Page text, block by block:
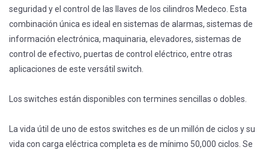
seguridad y el control de las llaves de los cilindros Medeco. Esta
combinación única es ideal en sistemas de alarmas, sistemas de
información electrónica, maquinaria, elevadores, sistemas de
control de efectivo, puertas de control eléctrico, entre otras
aplicaciones de este versátil switch.
Los switches están disponibles con termines sencillas o dobles.
La vida útil de uno de estos switches es de un millón de ciclos y su
vida con carga eléctrica completa es de mínimo 50,000 ciclos. Se